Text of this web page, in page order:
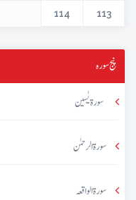
113
114
پنج سورہ
سورۃ یٰسین
سورۃ الرحمٰن
سورۃ الواقعہ